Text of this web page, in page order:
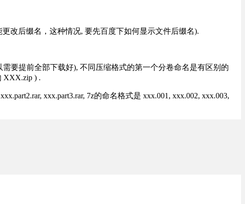
改后缀名，这种情况, 要先百度下如何显示文件后缀名).
要提前全部下载好), 不同压缩格式的第一个分卷命名是有区别的
XXX.zip ) .
xxx.part3.rar, 7z的命名格式是 xxx.001, xxx.002, xxx.003,